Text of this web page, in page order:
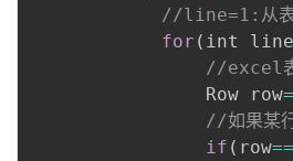
//line=1:从表
for ( int line
//excel表
                Row row
=
//如果某
if ( row==